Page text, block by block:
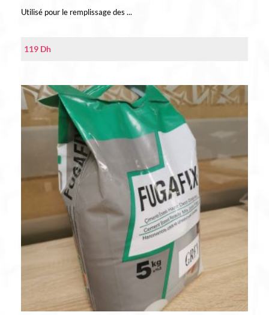
Utilisé pour le remplissage des ...
119 Dh